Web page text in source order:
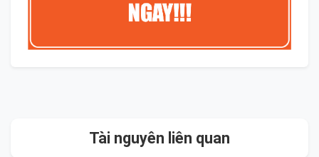
Tài nguyên liên quan